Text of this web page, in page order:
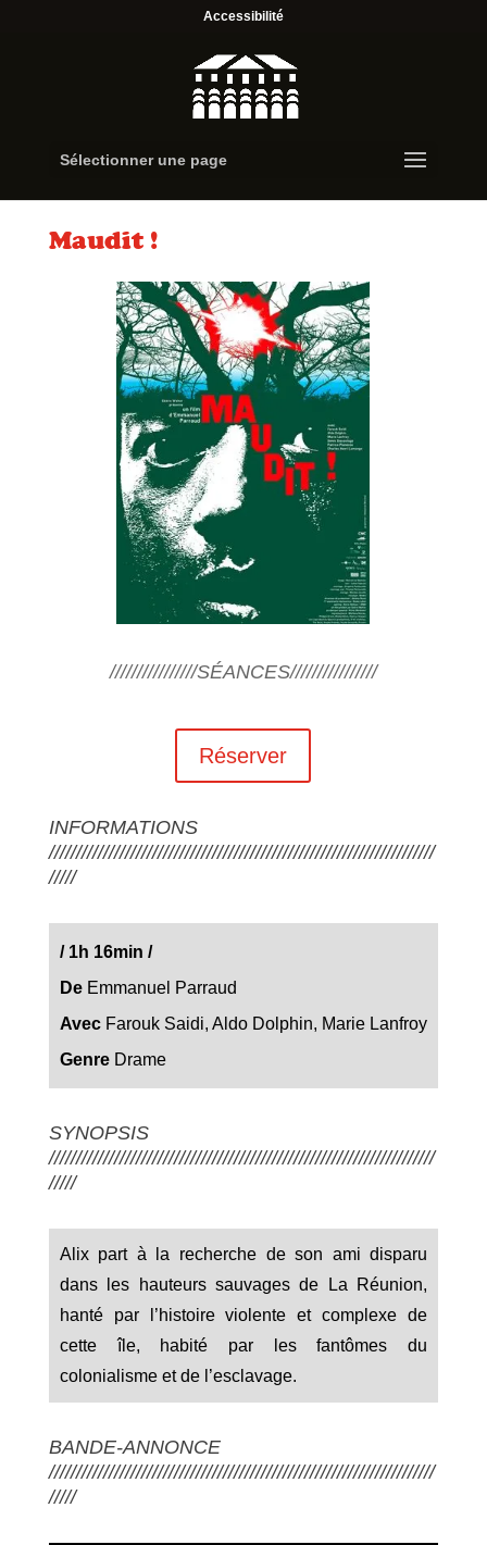
Accessibilité
Sélectionner une page
Maudit !
////////////////SÉANCES////////////////
Réserver
INFORMATIONS
///////////////////////////////////////////////////////////////////////
/////
/ 1h 16min /
DeEmmanuel Parraud
AvecFarouk Saidi, Aldo Dolphin, Marie Lanfroy
GenreDrame
SYNOPSIS
///////////////////////////////////////////////////////////////////////
/////
Alix part à la recherche de son ami disparu
dans les hauteurs sauvages de La Réunion,
hanté par l’histoire violente et complexe de
cette île, habité par les fantômes du
colonialisme et de l’esclavage.
BANDE-ANNONCE
///////////////////////////////////////////////////////////////////////
/////